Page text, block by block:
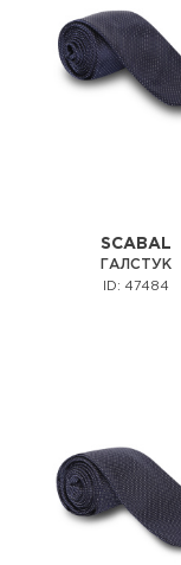
SCABAL
ГАЛСТУК
ID: 47484